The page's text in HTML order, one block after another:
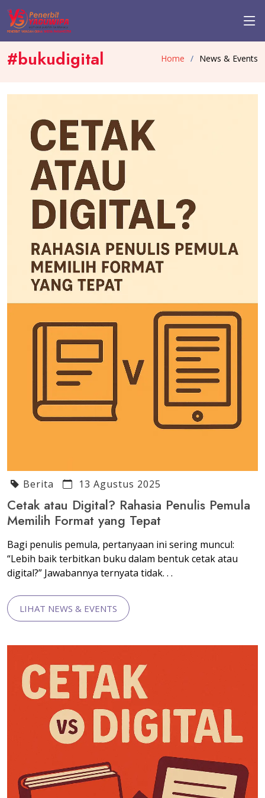
#bukudigital Home News & Events
Berita 13 Agustus 2025
Cetak atau Digital? Rahasia Penulis Pemula
Memilih Format yang Tepat
Bagi penulis pemula, pertanyaan ini sering muncul:
“Lebih baik terbitkan buku dalam bentuk cetak atau
digital?” Jawabannya ternyata tidak. . .
LIHAT NEWS & EVENTS